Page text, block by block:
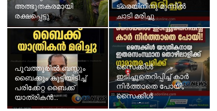
അത്ഭുതകരമായി
രക്ഷപ്പെട്ടു
ട്രെയിനിനു മുന്നില്‍
ചാടി മരിച്ചു
പൂവത്തൂരിൽ ബസ്സും
ബൈക്കും കൂട്ടിയിടിച്ച്
പരിക്കേറ്റ ബൈക്ക്
യാത്രികൻ…
സൈക്കിൾ
ഇടിച്ചുതെറിപ്പിച്ച് കാർ
നിർത്താതെ പോയി;
സൈക്കിൾ
യാത്രികനായ…